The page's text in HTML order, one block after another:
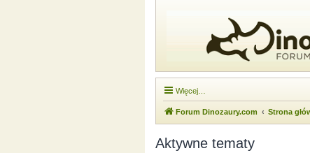
Więcej…
Forum Dinozaury.com Strona
Aktywne tematy